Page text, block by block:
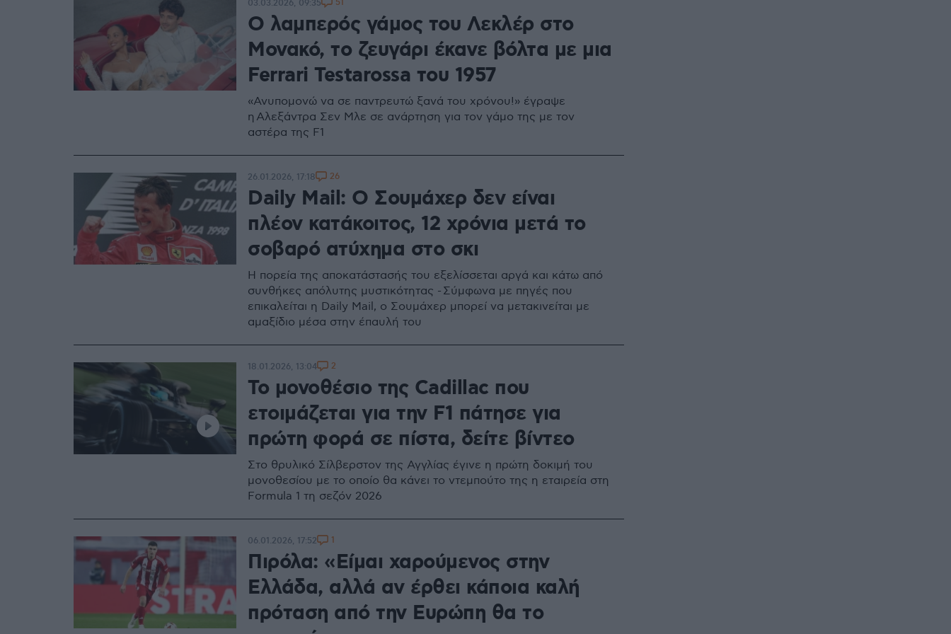
Ο λαμπερός γάμος του Λεκλέρ στο
Μονακό, το ζευγάρι έκανε βόλτα με μια
Ferrari Testarossa του 1957
«Ανυπομονώ να σε παντρευτώ ξανά του χρόνου!» έγραψε
η Αλεξάντρα Σεν Μλε σε ανάρτηση για τον γάμο της με τον
αστέρα της F1
03.03.2026, 09:35 51
Daily Mail: Ο Σουμάχερ δεν είναι
πλέον κατάκοιτος, 12 χρόνια μετά το
σοβαρό ατύχημα στο σκι
Η πορεία της αποκατάστασής του εξελίσσεται αργά και κάτω από
συνθήκες απόλυτης μυστικότητας - Σύμφωνα με πηγές που
επικαλείται η Daily Mail, ο Σουμάχερ μπορεί να μετακινείται με
αμαξίδιο μέσα στην έπαυλή του
26.01.2026, 17:18 26
Το μονοθέσιο της Cadillac που
ετοιμάζεται για την F1 πάτησε για
πρώτη φορά σε πίστα, δείτε βίντεο
Στο θρυλικό Σίλβερστον της Αγγλίας έγινε η πρώτη δοκιμή του
μονοθεσίου με το οποίο θα κάνει το ντεμπούτο της η εταιρεία στη
Formula 1 τη σεζόν 2026
18.01.2026, 13:04 2
Πιρόλα: «Είμαι χαρούμενος στην
Ελλάδα, αλλά αν έρθει κάποια καλή
πρόταση από την Ευρώπη θα το
06.01.2026, 17:52 1